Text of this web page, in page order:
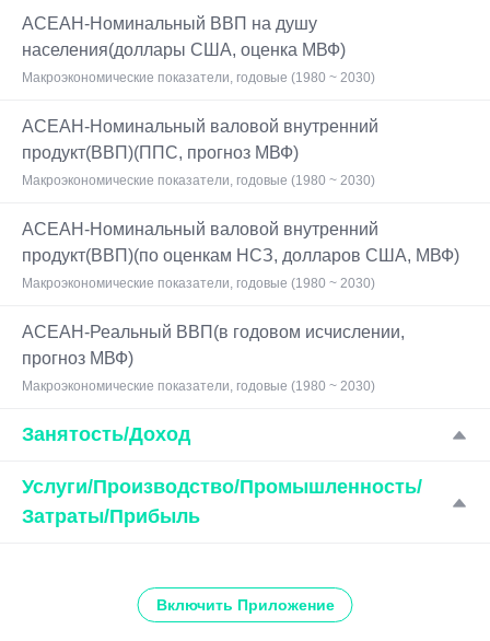
АСЕАН-Номинальный ВВП на душу
населения(доллары США, оценка МВФ)
Макроэкономические показатели, годовые (1980 ~ 2030)
АСЕАН-Номинальный валовой внутренний
продукт(ВВП)(ППС, прогноз МВФ)
Макроэкономические показатели, годовые (1980 ~ 2030)
АСЕАН-Номинальный валовой внутренний
продукт(ВВП)(по оценкам НСЗ, долларов США, МВФ)
Макроэкономические показатели, годовые (1980 ~ 2030)
АСЕАН-Реальный ВВП(в годовом исчислении,
прогноз МВФ)
Макроэкономические показатели, годовые (1980 ~ 2030)
Занятость/Доход
Услуги/Производство/Промышленность/
Затраты/Прибыль
Включить Приложение